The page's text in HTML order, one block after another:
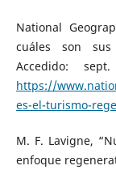
National
cuáles son sus
Accedido:
https://
es-el-turismo-
M. F. Lavigne,
enfoque